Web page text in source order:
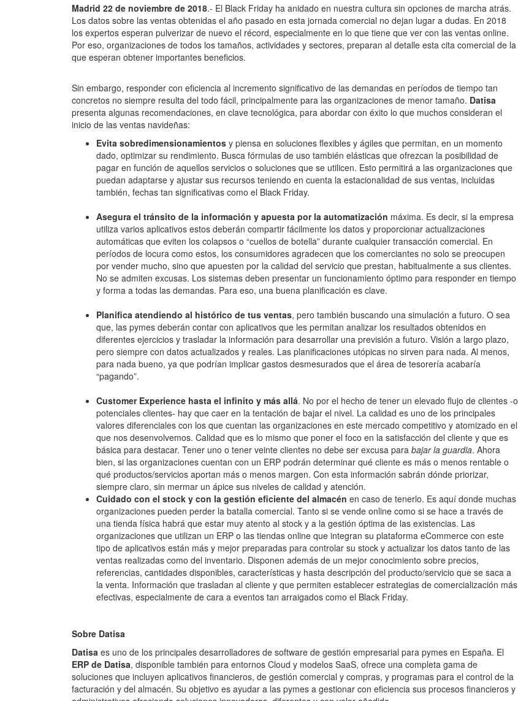
Madrid 22 de noviembre de 2018.- El Black Friday ha anidado en nuestra cultura sin opciones de marcha atrás.
Los datos sobre las ventas obtenidas el año pasado en esta jornada comercial no dejan lugar a dudas. En 2018
los expertos esperan pulverizar de nuevo el récord, especialmente en lo que tiene que ver con las ventas online.
Por eso, organizaciones de todos los tamaños, actividades y sectores, preparan al detalle esta cita comercial de la
que esperan obtener importantes beneficios.
Sin embargo, responder con eficiencia al incremento significativo de las demandas en períodos de tiempo tan
concretos no siempre resulta del todo fácil, principalmente para las organizaciones de menor tamaño. Datisa
presenta algunas recomendaciones, en clave tecnológica, para abordar con éxito lo que muchos consideran el
inicio de las ventas navideñas:
Evita sobredimensionamientos y piensa en soluciones flexibles y ágiles que permitan, en un momento
dado, optimizar su rendimiento. Busca fórmulas de uso también elásticas que ofrezcan la posibilidad de
pagar en función de aquellos servicios o soluciones que se utilicen. Esto permitirá a las organizaciones que
puedan adaptarse y ajustar sus recursos teniendo en cuenta la estacionalidad de sus ventas, incluidas
también, fechas tan significativas como el Black Friday.
Asegura el tránsito de la información y apuesta por la automatización máxima. Es decir, si la empresa
utiliza varios aplicativos estos deberán compartir fácilmente los datos y proporcionar actualizaciones
automáticas que eviten los colapsos o “cuellos de botella” durante cualquier transacción comercial. En
períodos de locura como estos, los consumidores agradecen que los comerciantes no solo se preocupen
por vender mucho, sino que apuesten por la calidad del servicio que prestan, habitualmente a sus clientes.
No se admiten excusas. Los sistemas deben presentar un funcionamiento óptimo para responder en tiempo
y forma a todas las demandas. Para eso, una buena planificación es clave.
Planifica atendiendo al histórico de tus ventas, pero también buscando una simulación a futuro. O sea
que, las pymes deberán contar con aplicativos que les permitan analizar los resultados obtenidos en
diferentes ejercicios y trasladar la información para desarrollar una previsión a futuro. Visión a largo plazo,
pero siempre con datos actualizados y reales. Las planificaciones utópicas no sirven para nada. Al menos,
para nada bueno, ya que podrían implicar gastos desmesurados que el área de tesorería acabaría
“pagando”.
Customer Experience hasta el infinito y más allá. No por el hecho de tener un elevado flujo de clientes -o
potenciales clientes- hay que caer en la tentación de bajar el nivel. La calidad es uno de los principales
valores diferenciales con los que cuentan las organizaciones en este mercado competitivo y atomizado en el
que nos desenvolvemos. Calidad que es lo mismo que poner el foco en la satisfacción del cliente y que es
básica para destacar. Tener uno o tener veinte clientes no debe ser excusa para bajar la guardia. Ahora
bien, si las organizaciones cuentan con un ERP podrán determinar qué cliente es más o menos rentable o
qué productos/servicios aportan más o menos margen. Con esta información sabrán dónde priorizar,
siempre claro, sin mermar un ápice sus niveles de calidad y atención.
Cuidado con el stock y con la gestión eficiente del almacén en caso de tenerlo. Es aquí donde muchas
organizaciones pueden perder la batalla comercial. Tanto si se vende online como si se hace a través de
una tienda física habrá que estar muy atento al stock y a la gestión óptima de las existencias. Las
organizaciones que utilizan un ERP o las tiendas online que integran su plataforma eCommerce con este
tipo de aplicativos están más y mejor preparadas para controlar su stock y actualizar los datos tanto de las
ventas realizadas como del inventario. Disponen además de un mejor conocimiento sobre precios,
referencias, cantidades disponibles, características y hasta descripción del producto/servicio que se saca a
la venta. Información que trasladan al cliente y que permiten establecer estrategias de comercialización más
efectivas, especialmente de cara a eventos tan arraigados como el Black Friday.
Sobre Datisa
Datisa es uno de los principales desarrolladores de software de gestión empresarial para pymes en España. El
ERP de Datisa, disponible también para entornos Cloud y modelos SaaS, ofrece una completa gama de
soluciones que incluyen aplicativos financieros, de gestión comercial y compras, y programas para el control de la
facturación y del almacén. Su objetivo es ayudar a las pymes a gestionar con eficiencia sus procesos financieros y